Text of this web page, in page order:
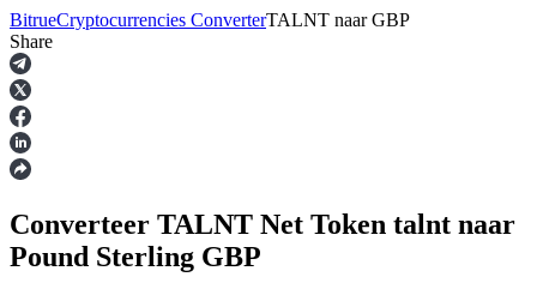
Termijncontracten
BitrueCryptocurrencies ConverterTALNT naar GBP
Share
Converteer TALNT Net Token talnt naar
Pound Sterling GBP